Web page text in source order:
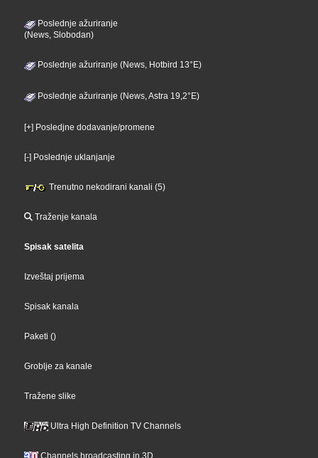
Poslednje ažuriranje
(News, Slobodan)
Poslednje ažuriranje (News, Hotbird 13°E)
Poslednje ažuriranje (News, Astra 19,2°E)
[+] Posledjne dodavanje/promene
[-] Poslednje uklanjanje
Trenutno nekodirani kanali (5)
Traženje kanala
Spisak satelita
Izveštaj prijema
Spisak kanala
Paketi ()
Groblje za kanale
Tražene slike
Ultra High Definition TV Channels
Channels broadcasting in 3D